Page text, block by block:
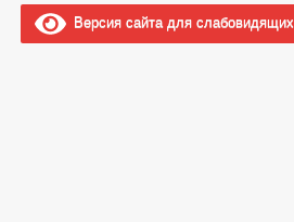
Версия сайта для слабовидящих